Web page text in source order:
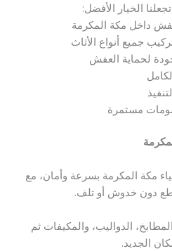
الخيار الأفضل:
داخل مكة المكرمة
جميع أنواع الأثاث
لحماية العفش
مستمرة
مكة المكرمة بسرعة وأمان، مع
دون خدوش أو تلف.
الدواليب، والمكيفات ثم
الجديد.